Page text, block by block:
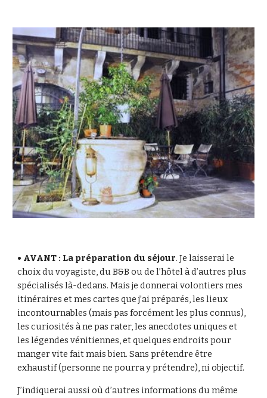
• AVANT : La préparation du séjour. Je laisserai le
choix du voyagiste, du B&B ou de l’hôtel à d’autres plus
spécialisés là-dedans. Mais je donnerai volontiers mes
itinéraires et mes cartes que j’ai préparés, les lieux
incontournables (mais pas forcément les plus connus),
les curiosités à ne pas rater, les anecdotes uniques et
les légendes vénitiennes, et quelques endroits pour
manger vite fait mais bien. Sans prétendre être
exhaustif (personne ne pourra y prétendre), ni objectif.
J’indiquerai aussi où d’autres informations du même